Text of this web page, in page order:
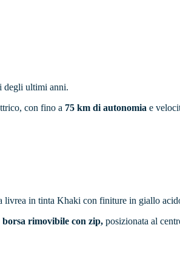
degli ultimi anni.
con fino a 75 km di autonomia e
livrea in tinta Khaki con finiture in giallo
borsa rimovibile con zip, posizionata al